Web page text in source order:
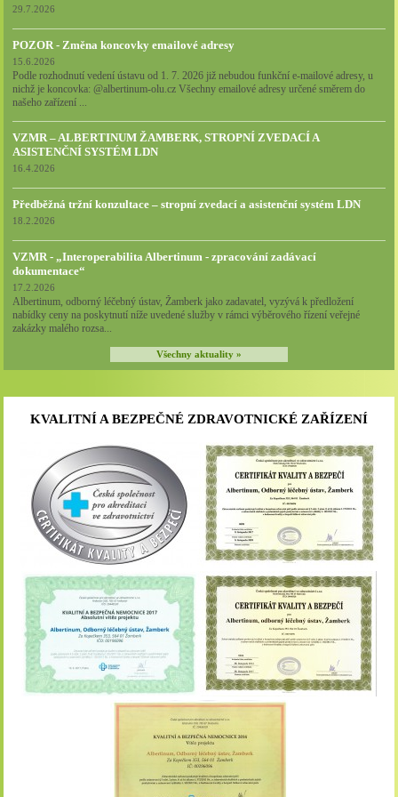
29.7.2026
POZOR - Změna koncovky emailové adresy
15.6.2026
Podle rozhodnutí vedení ústavu od 1. 7. 2026 již nebudou funkční e-mailové adresy, u
nichž je koncovka: @albertinum-olu.cz Všechny emailové adresy určené směrem do
našeho zařízení ...
VZMR – ALBERTINUM ŽAMBERK, STROPNÍ ZVEDACÍ A
ASISTENČNÍ SYSTÉM LDN
16.4.2026
Předběžná tržní konzultace – stropní zvedací a asistenční systém LDN
18.2.2026
VZMR - „Interoperabilita Albertinum - zpracování zadávací
dokumentace“
17.2.2026
Albertinum, odborný léčebný ústav, Žamberk jako zadavatel, vyzývá k předložení
nabídky ceny na poskytnutí níže uvedené služby v rámci výběrového řízení veřejné
zakázky malého rozsa...
Všechny aktuality »
KVALITNÍ A BEZPEČNÉ ZDRAVOTNICKÉ ZAŘÍZENÍ